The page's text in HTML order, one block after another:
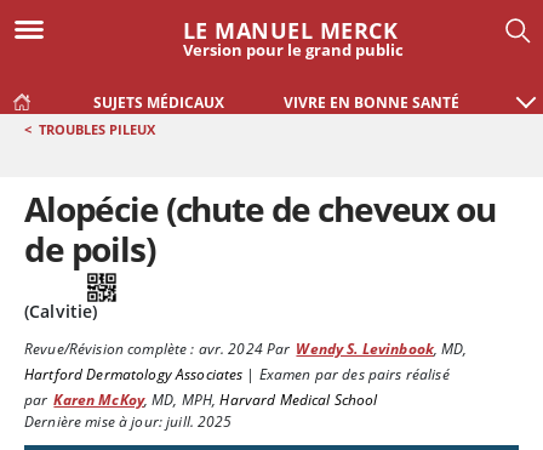
LE MANUEL MERCK
Version pour le grand public
SUJETS MÉDICAUX VIVRE EN BONNE SANTÉ
< TROUBLES PILEUX
Alopécie (chute de cheveux ou
de poils)
(Calvitie)
Revue/Révision complète : avr. 2024Par Wendy S. Levinbook,MD,
Hartford Dermatology Associates | Examen par des pairs réalisé
par Karen McKoy,MD, MPH,Harvard Medical School
Dernière mise à jour: juill. 2025